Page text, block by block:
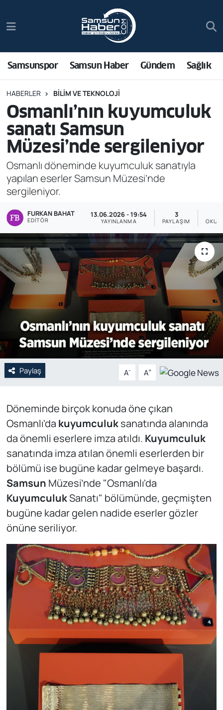
Samsunspor Samsun Haber Gündem Sağlık
HABERLER BILIM VE TEKNOLOJI
Osmanlı’nın kuyumculuk
sanatı Samsun
Müzesi’nde sergileniyor
Osmanlı döneminde kuyumculuk sanatıyla
yapılan eserler Samsun Müzesi’nde
sergileniyor.
FURKAN BAHAT
EDITÖR
13.06.2026 - 19:54
YAYINLANMA
3
PAYLAŞIM
Paylaş A- A+
Döneminde birçok konuda öne çıkan
Osmanlı'da kuyumculuksanatında alanında
da önemli eserlere imza atıldı. Kuyumculuk
sanatında imza atılan önemli eserlerden bir
bölümü ise bugüne kadar gelmeye başardı.
Samsun Müzesi’nde "Osmanlı'da
KuyumculukSanatı" bölümünde, geçmişten
bugüne kadar gelen nadide eserler gözler
önüne seriliyor.
Samsun Haber
Sağlık
Asayiş
Bilim ve Teknoloji
Bölge
Dünya
Ekonomi
Genel
Gündem
Özel Haber
POLİTİKA
Siyaset
Spor
Yerel
Trafik Durumu
Süper Lig Puan Durumu ve Fikstür
Tüm Manşetler
Son Dakika Haberleri
Haber Arşivi